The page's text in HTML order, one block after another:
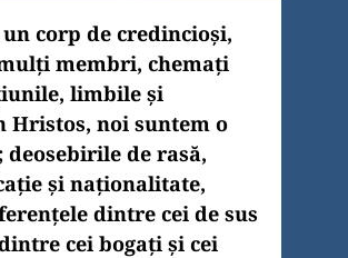
corp de credincioşi,
membri, chemaţi
limbile şi
Hristos, noi suntem o
deosebirile de rasă,
şi naţionalitate,
dintre cei de sus
cei bogaţi şi cei